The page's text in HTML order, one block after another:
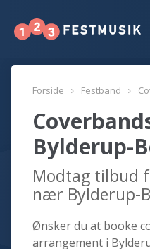
Forside Festband
Bylderup-
Modtag tilbud
nær Bylderup-
Ønsker du at booke
arrangement i